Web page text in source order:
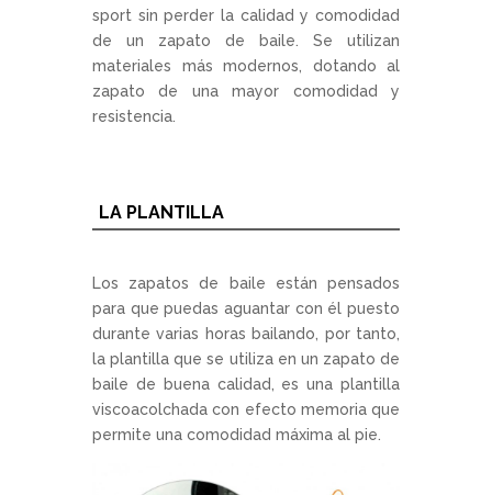
sport sin perder la calidad y comodidad
de un zapato de baile. Se utilizan
materiales más modernos, dotando al
zapato de una mayor comodidad y
resistencia.
LA PLANTILLA
Los zapatos de baile están pensados
para que puedas aguantar con él puesto
durante varias horas bailando, por tanto,
la plantilla que se utiliza en un zapato de
baile de buena calidad, es una plantilla
viscoacolchada con efecto memoria que
permite una comodidad máxima al pie.